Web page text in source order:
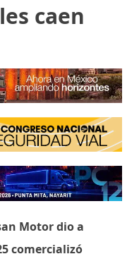
caen
Motor dio a
comercializó